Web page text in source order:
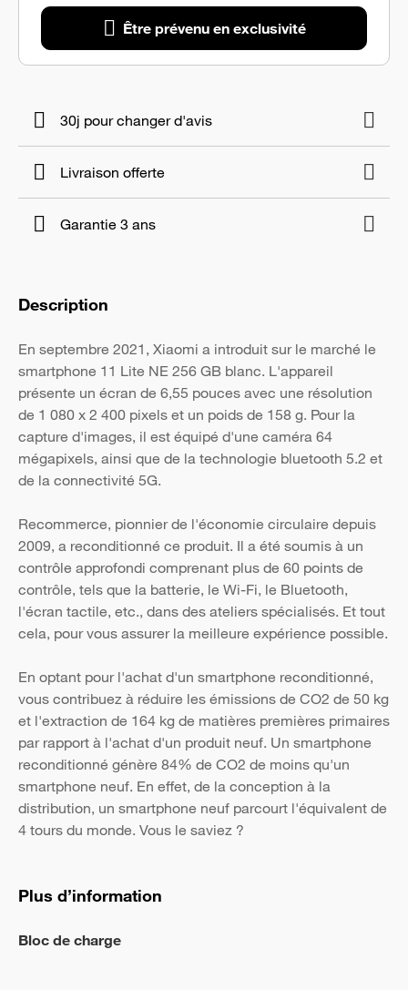
Être prévenu en exclusivité
30j pour changer d'avis
Livraison offerte
Garantie 3 ans
Description
En septembre 2021, Xiaomi a introduit sur le marché le
smartphone 11 Lite NE 256 GB blanc. L'appareil
présente un écran de 6,55 pouces avec une résolution
de 1 080 x 2 400 pixels et un poids de 158 g. Pour la
capture d'images, il est équipé d'une caméra 64
mégapixels, ainsi que de la technologie bluetooth 5.2 et
de la connectivité 5G.
Recommerce, pionnier de l'économie circulaire depuis
2009, a reconditionné ce produit. Il a été soumis à un
contrôle approfondi comprenant plus de 60 points de
contrôle, tels que la batterie, le Wi-Fi, le Bluetooth,
l'écran tactile, etc., dans des ateliers spécialisés. Et tout
cela, pour vous assurer la meilleure expérience possible.
En optant pour l'achat d'un smartphone reconditionné,
vous contribuez à réduire les émissions de CO2 de 50 kg
et l'extraction de 164 kg de matières premières primaires
par rapport à l'achat d'un produit neuf. Un smartphone
reconditionné génère 84% de CO2 de moins qu'un
smartphone neuf. En effet, de la conception à la
distribution, un smartphone neuf parcourt l'équivalent de
4 tours du monde. Vous le saviez ?
Plus d’information
Bloc de charge